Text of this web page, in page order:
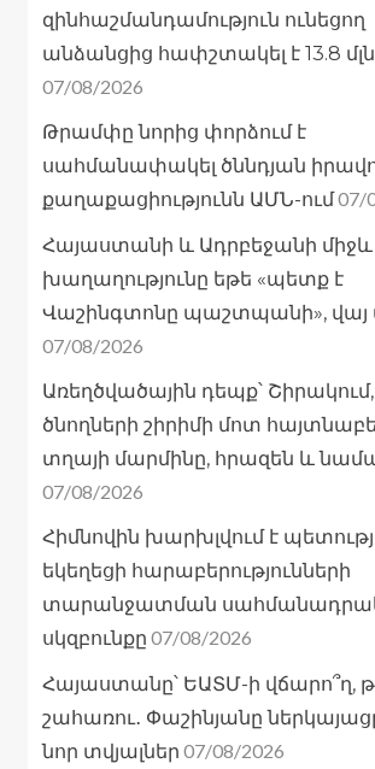
զինհաշմանդամություն ունեցող
անձանցից հափշտակել է 13.8
07/08/2026
Թրամփը նորից փորձում է
սահմանափակել ծննդյան
քաղաքացիությունն ԱՄՆ-ում07/
Հայաստանի և Ադրբեջանի միջև
խաղաղությունը եթե «պետք է
Վաշինգտոնը պաշտպանի», վայ
07/08/2026
Առեղծվածային դեպք՝ Շիրակում,
ծնողների շիրիմի մոտ
տղայի մարմինը, հրազեն և
07/08/2026
Հիմնովին խարխլվում է
եկեղեցի հարաբերությունների
տարանջատման
սկզբունքը 07/08/2026
Հայաստանը՝ ԵԱՏՄ-ի վճարո՞ղ,
շահառու․ Փաշինյանը
նոր տվյալներ 07/08/2026